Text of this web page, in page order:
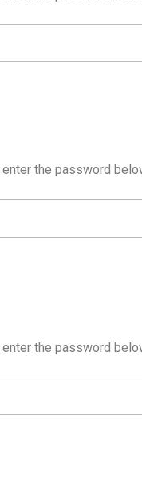
the password
the password